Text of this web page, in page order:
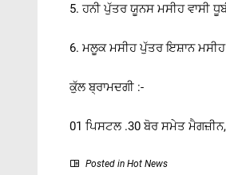
5. ਹਨੀ ਪੁੱਤਰ ਯੂਨਸ ਮਸੀਹ ਵਾਸੀ
6. ਮਲੂਕ ਮਸੀਹ ਪੁੱਤਰ ਇਸ਼ਾਨ ਮਸੀਹ
ਕੁੱਲ ਬ੍ਰਾਮਦਗੀ :-
01 ਪਿਸਟਲ .30 ਬੋਰ ਸਮੇਤ
Posted in Hot News